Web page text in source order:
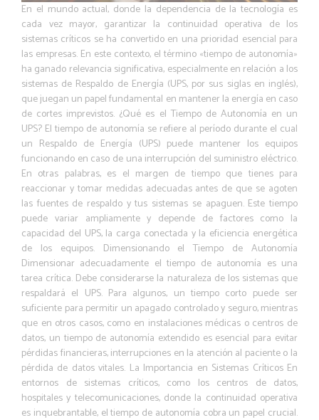
En el mundo actual, donde la dependencia de la tecnología es
cada vez mayor, garantizar la continuidad operativa de los
sistemas críticos se ha convertido en una prioridad esencial para
las empresas. En este contexto, el término «tiempo de autonomía»
ha ganado relevancia significativa, especialmente en relación a los
sistemas de Respaldo de Energía (UPS, por sus siglas en inglés),
que juegan un papel fundamental en mantener la energía en caso
de cortes imprevistos. ¿Qué es el Tiempo de Autonomía en un
UPS? El tiempo de autonomía se refiere al período durante el cual
un Respaldo de Energía (UPS) puede mantener los equipos
funcionando en caso de una interrupción del suministro eléctrico.
En otras palabras, es el margen de tiempo que tienes para
reaccionar y tomar medidas adecuadas antes de que se agoten
las fuentes de respaldo y tus sistemas se apaguen. Este tiempo
puede variar ampliamente y depende de factores como la
capacidad del UPS, la carga conectada y la eficiencia energética
de los equipos. Dimensionando el Tiempo de Autonomía
Dimensionar adecuadamente el tiempo de autonomía es una
tarea crítica. Debe considerarse la naturaleza de los sistemas que
respaldará el UPS. Para algunos, un tiempo corto puede ser
suficiente para permitir un apagado controlado y seguro, mientras
que en otros casos, como en instalaciones médicas o centros de
datos, un tiempo de autonomía extendido es esencial para evitar
pérdidas financieras, interrupciones en la atención al paciente o la
pérdida de datos vitales. La Importancia en Sistemas Críticos En
entornos de sistemas críticos, como los centros de datos,
hospitales y telecomunicaciones, donde la continuidad operativa
es inquebrantable, el tiempo de autonomía cobra un papel crucial.